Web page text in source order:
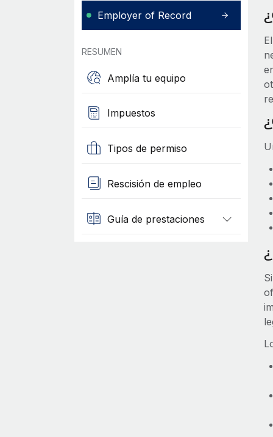
Employer of Record
RESUMEN
Amplía tu equipo
Impuestos
Tipos de permiso
Rescisión de empleo
Guía de prestaciones